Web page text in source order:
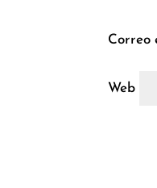
Correo
Web